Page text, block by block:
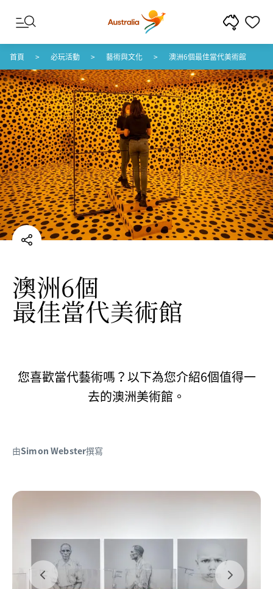
跳至內容
跳至頁尾導覽
首頁 必玩活動 藝術與文化 澳洲6個最佳當代美術館
澳洲6個
最佳當代美術館
您喜歡當代藝術嗎？以下為您介紹6個值得一
去的澳洲美術館。
由Simon Webster撰寫